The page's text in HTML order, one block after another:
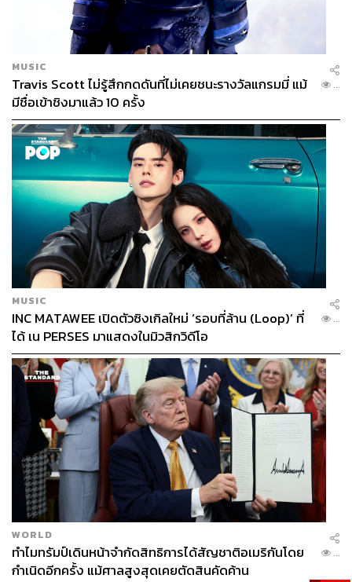
MUSIC
Travis Scott ไม่รู้สึกกดดันที่ไม่เคยชนะรางวัลแกรมมี่ แม้
มีชื่อเข้าชิงมาแล้ว 10 ครั้ง
...
MUSIC
INC MATAWEE เปิดตัวซิงเกิลใหม่ ‘รอบที่ล้าน (Loop)’ ที่
ได้ เน PERSES มาแสดงในมิวสิกวิดีโอ
...
WORLD
ทำไมทรัมป์เดินหน้าจำกัดสิทธิการได้สัญชาติอเมริกันโดย
กำเนิดอีกครั้ง แม้ศาลสูงสุดเคยตัดสินคัดค้าน
...